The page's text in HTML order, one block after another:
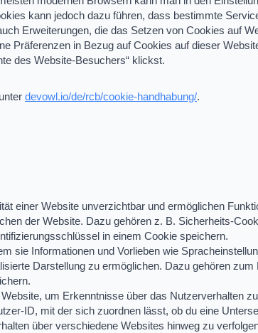
kann jedoch dazu führen, dass bestimmte
Erweiterungen, die das Setzen von Cookies auf
Präferenzen in Bezug auf Cookies auf dieser
des Website-Besuchers“ klickst.
devowl.io/de/rcb/cookie-handhabung/.
einer Website unverzichtbar und ermöglichen
der Website. Dazu gehören z. B. Sicherheits-
in einem Cookie speichern.
sie Informationen und Vorlieben wie
Darstellung zu ermöglichen. Dazu gehören
um Erkenntnisse über das Nutzerverhalten
ID, mit der sich zuordnen lässt, ob du eine
über verschiedene Websites hinweg zu